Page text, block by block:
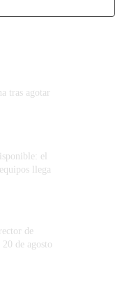
tras agotar
el
llega
de
de agosto